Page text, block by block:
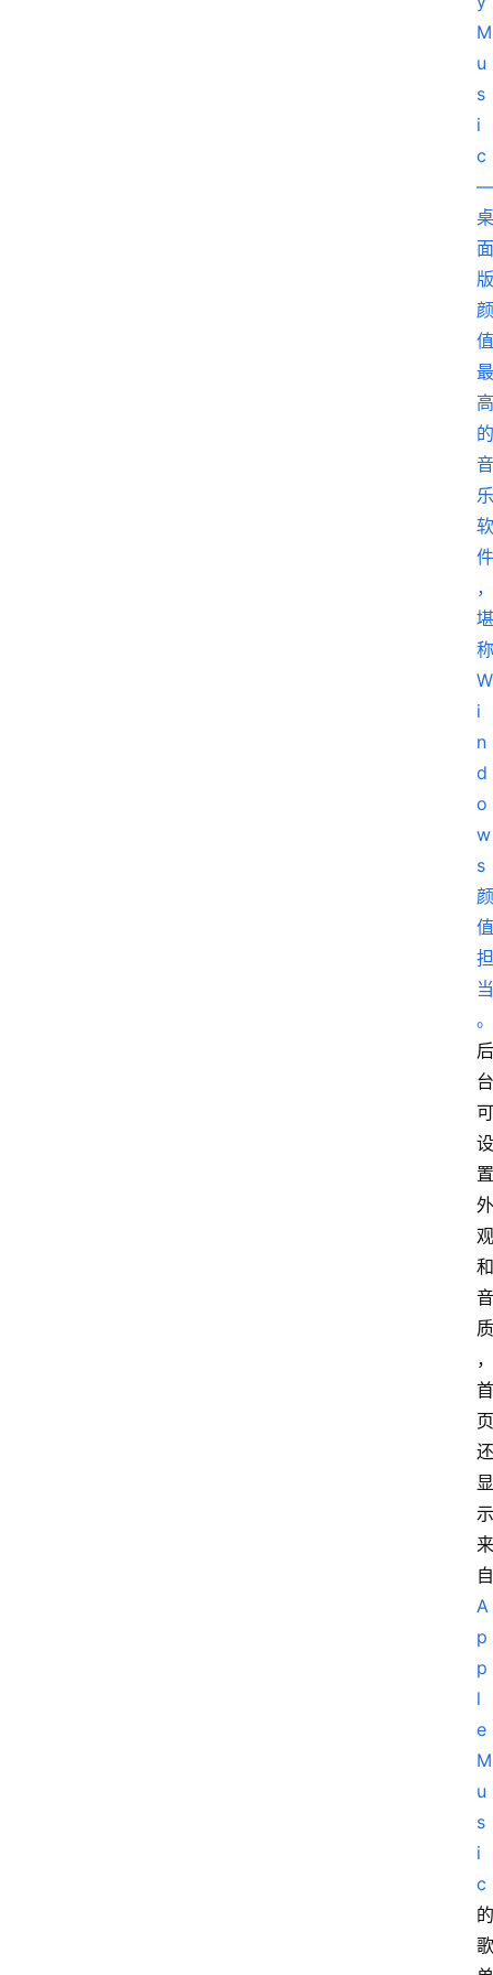
后
台
可
设
置
外
观
和
音
质
，
首
页
还
显
示
来
自
A
p
p
l
e
M
u
s
i
c
的
歌